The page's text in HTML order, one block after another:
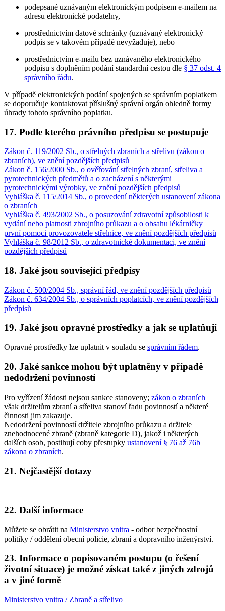
podepsané uznávaným elektronickým podpisem e-mailem na
adresu elektronické podatelny,
prostřednictvím datové schránky (uznávaný elektronický
podpis se v takovém případě nevyžaduje), nebo
prostřednictvím e-mailu bez uznávaného elektronického
podpisu s doplněním podání standardní cestou dle § 37 odst. 4
správního řádu.
V případě elektronických podání spojených se správním poplatkem
se doporučuje kontaktovat příslušný správní orgán ohledně formy
úhrady tohoto správního poplatku.
17. Podle kterého právního předpisu se postupuje
Zákon č. 119/2002 Sb., o střelných zbraních a střelivu (zákon o
zbraních), ve znění pozdějších předpisů
Zákon č. 156/2000 Sb., o ověřování střelných zbraní, střeliva a
pyrotechnických předmětů a o zacházení s některými
pyrotechnickými výrobky, ve znění pozdějších předpisů
Vyhláška č. 115/2014 Sb., o provedení některých ustanovení zákona
o zbraních
Vyhláška č. 493/2002 Sb., o posuzování zdravotní způsobilosti k
vydání nebo platnosti zbrojního průkazu a o obsahu lékárničky
první pomoci provozovatele střelnice, ve znění pozdějších předpisů
Vyhláška č. 98/2012 Sb., o zdravotnické dokumentaci, ve znění
pozdějších předpisů
18. Jaké jsou související předpisy
Zákon č. 500/2004 Sb., správní řád, ve znění pozdějších předpisů
Zákon č. 634/2004 Sb., o správních poplatcích, ve znění pozdějších
předpisů
19. Jaké jsou opravné prostředky a jak se uplatňují
Opravné prostředky lze uplatnit v souladu se správním řádem.
20. Jaké sankce mohou být uplatněny v případě
nedodržení povinností
Pro vyřízení žádosti nejsou sankce stanoveny; zákon o zbraních
však držitelům zbraní a střeliva stanoví řadu povinností a některé
činnosti jim zakazuje.
Nedodržení povinností držitele zbrojního průkazu a držitele
znehodnocené zbraně (zbraně kategorie D), jakož i některých
dalších osob, postihují coby přestupky ustanovení § 76 až 76b
zákona o zbraních.
21. Nejčastější dotazy
22. Další informace
Můžete se obrátit na Ministerstvo vnitra - odbor bezpečnostní
politiky / oddělení obecní policie, zbraní a dopravního inženýrství.
23. Informace o popisovaném postupu (o řešení
životní situace) je možné získat také z jiných zdrojů
a v jiné formě
Ministerstvo vnitra / Zbraně a střelivo